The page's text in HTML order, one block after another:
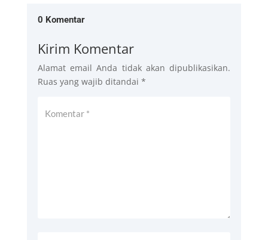
0 Komentar
Kirim Komentar
Alamat email Anda tidak akan dipublikasikan.
Ruas yang wajib ditandai *